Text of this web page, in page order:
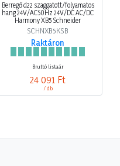
Berregő d22 szaggatott/folyamatos
hang 24V/AC50Hz 24V/DC AC/DC
Harmony XB5 Schneider
SCHNXB5KSB
Raktáron
Bruttó listaár
24 091 Ft
/ db